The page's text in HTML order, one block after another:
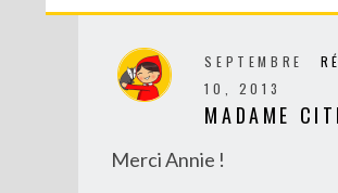
DIY SPÉCIAL BRÉSIL : LE MOBILE RIO
SEPTEMBRE
10, 2013
MADAME
Merci Annie !